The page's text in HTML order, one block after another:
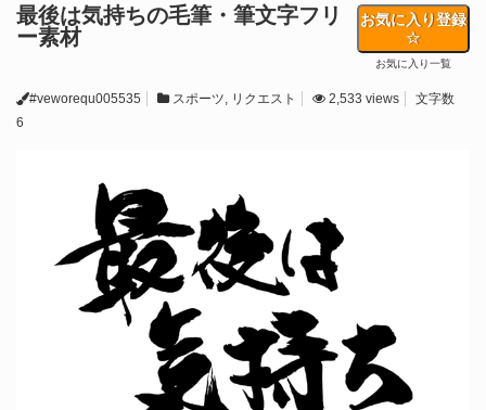
最後は気持ちの毛筆・筆文字フリ
ー素材
お気に入り登録
お気に入り一覧
#veworequ005535 スポーツ, リクエスト 2,533 views
文字数
6